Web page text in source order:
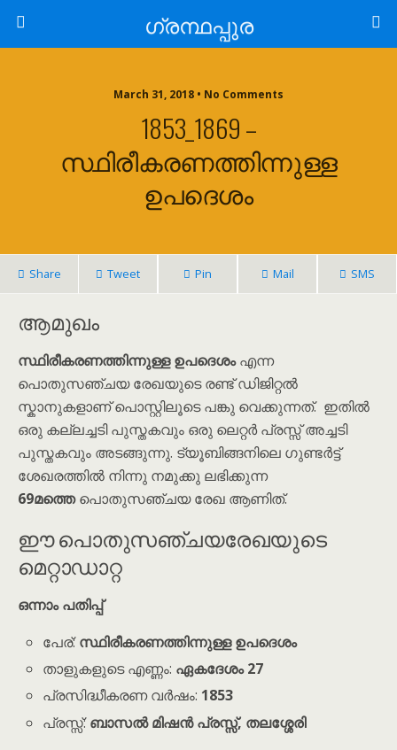
ഗ്രന്ഥപ്പുര
March 31, 2018 • No Comments
1853_1869 –
സ്ഥിരീകരണത്തിന്നുള്ള
ഉപദെശം
Share Tweet Pin Mail SMS
ആമുഖം
സ്ഥിരീകരണത്തിന്നുള്ള ഉപദെശംഎന്ന
പൊതുസഞ്ചയ രേഖയുടെ രണ്ട് ഡിജിറ്റൽ
സ്കാനുകളാണ് പൊസ്റ്റിലൂടെ പങ്കു വെക്കുന്നത്. ഇതിൽ
ഒരു കല്ലച്ചടി പുസ്തകവും ഒരു ലെറ്റർ പ്രസ്സ് അച്ചടി
പുസ്തകവും അടങ്ങുന്നു. ട്യൂബിങ്ങനിലെ ഗുണ്ടർട്ട്
ശേഖരത്തിൽ നിന്നു നമുക്കു ലഭിക്കുന്ന
69മത്തെപൊതുസഞ്ചയ രേഖ ആണിത്.
ഈ പൊതുസഞ്ചയരേഖയുടെ
മെറ്റാഡാറ്റ
ഒന്നാം പതിപ്പ്
പേര്:സ്ഥിരീകരണത്തിന്നുള്ള ഉപദെശം
താളുകളുടെ എണ്ണം: ഏകദേശം 27
പ്രസിദ്ധീകരണ വർഷം: 1853
പ്രസ്സ്:ബാസൽ മിഷൻ പ്രസ്സ്, തലശ്ശേരി